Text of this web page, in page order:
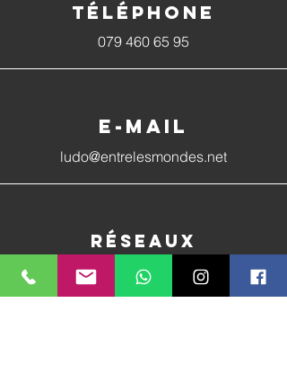
Téléphone
079 460 65 95
E-mail
ludo@entrelesmondes.net
Réseaux